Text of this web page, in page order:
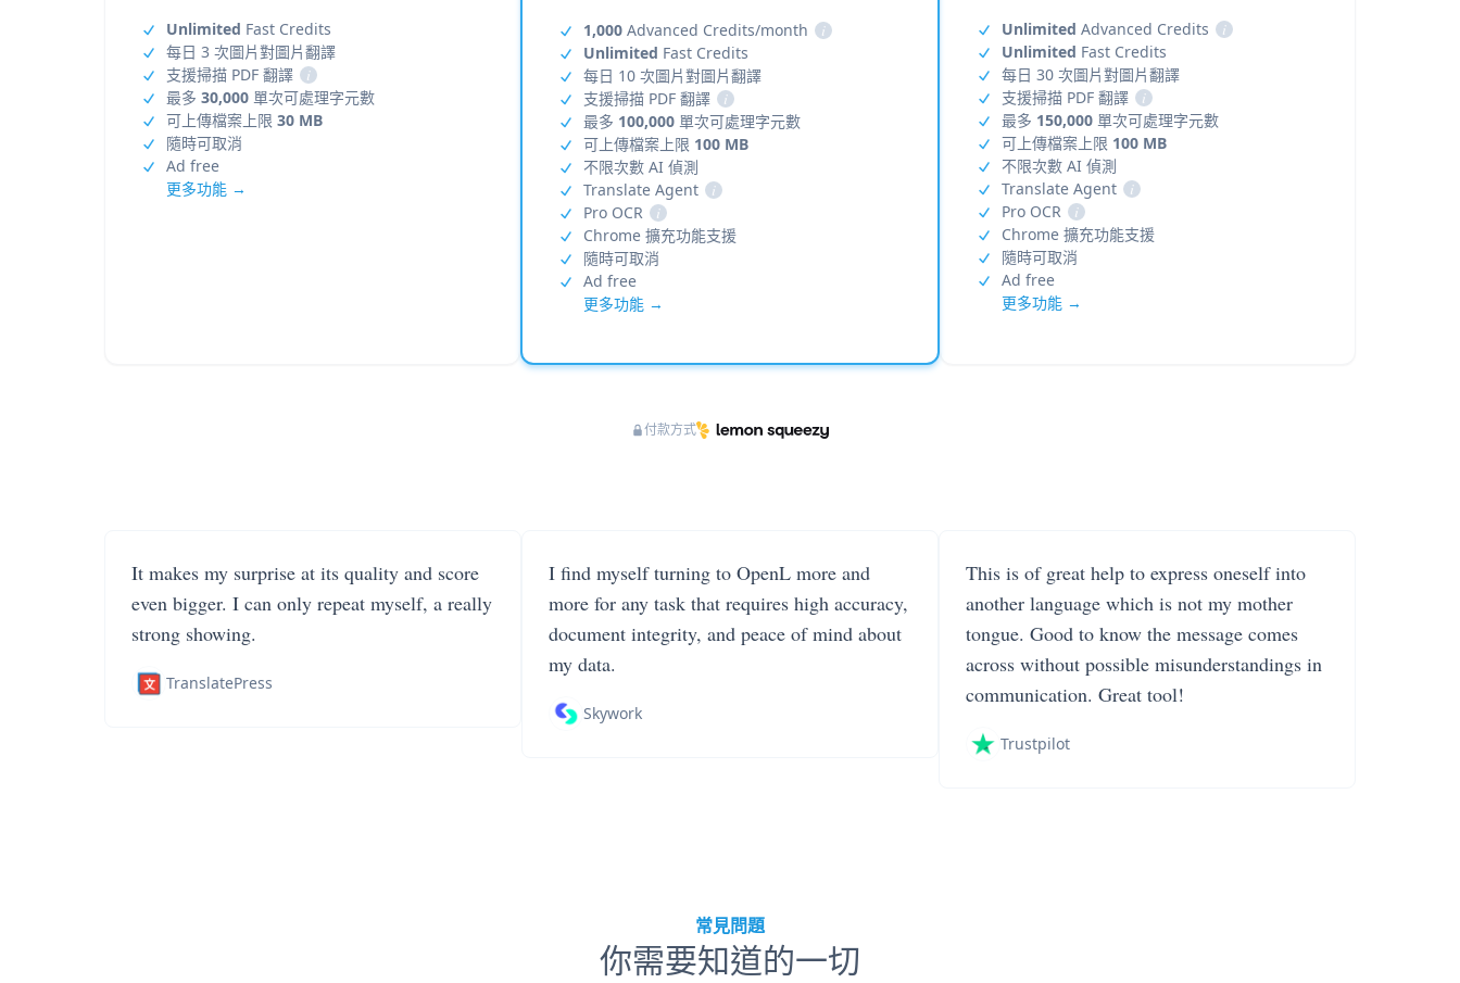
Unlimited Fast Credits
每日 3 次圖片對圖片翻譯
支援掃描 PDF 翻譯
i
最多 30,000 單次可處理字元數
可上傳檔案上限 30 MB
隨時可取消
Ad free
更多功能 →
1,000 Advanced Credits/month
i
Unlimited Fast Credits
每日 10 次圖片對圖片翻譯
支援掃描 PDF 翻譯
i
最多 100,000 單次可處理字元數
可上傳檔案上限 100 MB
不限次數 AI 偵測
Translate Agent
i
Pro OCR
i
Chrome 擴充功能支援
隨時可取消
Ad free
更多功能 →
Unlimited Advanced Credits
i
Unlimited Fast Credits
每日 30 次圖片對圖片翻譯
支援掃描 PDF 翻譯
i
最多 150,000單次可處理字元數
可上傳檔案上限 100 MB
不限次數 AI 偵測
Translate Agent
i
Pro OCR
i
Chrome 擴充功能支援
隨時可取消
Ad free
更多功能 →
付款方式
It makes my surprise at its quality and score
even bigger. I can only repeat myself, a really
strong showing.
TranslatePress
I find myself turning to OpenL more and
more for any task that requires high accuracy,
document integrity, and peace of mind about
my data.
Skywork
This is of great help to express oneself into
another language which is not my mother
tongue. Good to know the message comes
across without possible misunderstandings in
communication. Great tool!
Trustpilot
常見問題
你需要知道的一切